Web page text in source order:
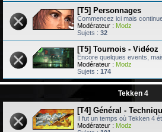
[T5] Personnages
Commencez ici mais
Modérateur : Modz
Sujets : 32
[T5] Tournois - Vidéoz
Encore quelques events,
Modérateur : Modz
Sujets : 174
Tekken 4
[T4] Général -
Il fut un temps où Tekken 4
Modérateur : Modz